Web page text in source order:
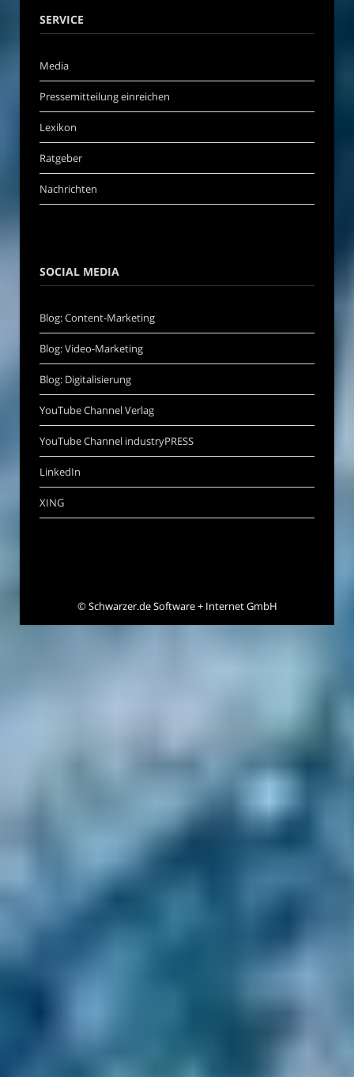
SERVICE
Media
Pressemitteilung einreichen
Lexikon
Ratgeber
Nachrichten
SOCIAL MEDIA
Blog: Content-Marketing
Blog: Video-Marketing
Blog: Digitalisierung
YouTube Channel Verlag
YouTube Channel industryPRESS
LinkedIn
XING
©Schwarzer.de Software + Internet GmbH